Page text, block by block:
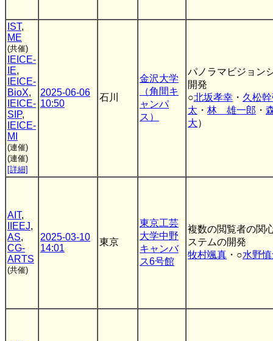
IST,
ME
(共催)
IEICE-
IE,
IEICE-
BioX,
IEICE-
SIP,
IEICE-
MI
(連催)
(連催)
[詳細]
2025-06-06
10:50
石川
金沢大学
（角間キ
ャンパ
ス）
パノラマビジョン
開発
○北坂孝幸 ・ 久松
太 ・ 林 雄一郎 ・
大）
AIT,
IIEEJ,
AS,
CG-
ARTS
(共催)
2025-03-10
14:01
東京
東京工芸
大学中野
キャンバ
ス6号館
複数の閲覧者の関
ステムの開発
牧村颯真 ・○水野